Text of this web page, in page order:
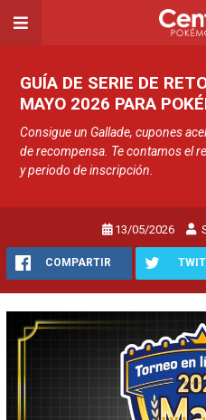
GUÍA DE SERIE DE
MAYO 2026 PARA
Consigue un Gallade, cupones
de recompensa. Te contamos el
y periodo de inscripción.
13/05/2026
COMPARTIR